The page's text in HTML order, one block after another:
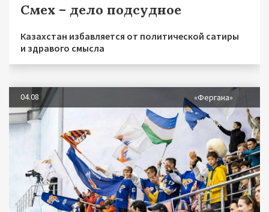
Смех – дело подсудное
Казахстан избавляется от политической сатиры
и здравого смысла
04.08 «Фергана»